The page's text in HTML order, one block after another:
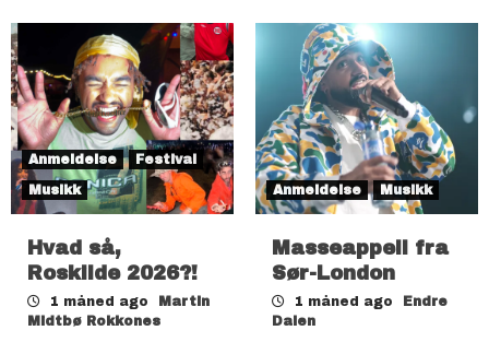
Anmeldelse
Festival
Musikk
Hvad så,
Roskilde 2026?!
1 måned ago
Martin
Midtbø Rokkones
Anmeldelse Musikk
Masseappell fra
Sør-London
1 måned ago
Endre
Dalen